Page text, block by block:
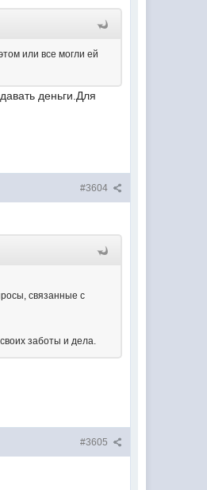
или все могли ей
деньги.Для
#3604
связанные с
заботы и дела.
#3605